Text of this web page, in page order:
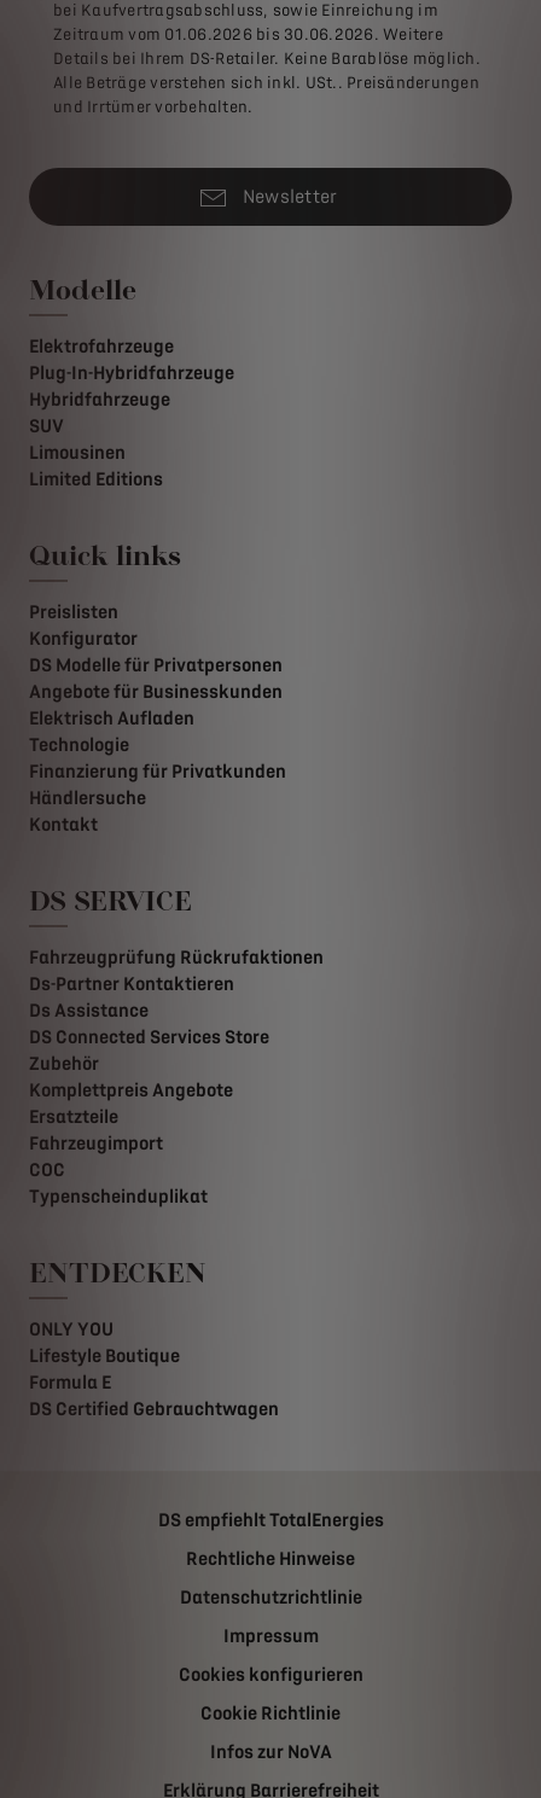
bei Kaufvertragsabschluss, sowie Einreichung im
Zeitraum vom 01.06.2026 bis 30.06.2026. Weitere
Details bei Ihrem DS-Retailer. Keine Barablöse möglich.
Alle Beträge verstehen sich inkl. USt.. Preisänderungen
und Irrtümer vorbehalten.
Newsletter
Modelle
Elektrofahrzeuge
Plug-In-Hybridfahrzeuge
Hybridfahrzeuge
SUV
Limousinen
Limited Editions
Quick links
Preislisten
Konfigurator
DS Modelle für Privatpersonen
Angebote für Businesskunden
Elektrisch Aufladen
Technologie
Finanzierung für Privatkunden
Händlersuche
Kontakt
DS SERVICE
Fahrzeugprüfung Rückrufaktionen
Ds-Partner Kontaktieren
Ds Assistance
DS Connected Services Store
Zubehör
Komplettpreis Angebote
Ersatzteile
Fahrzeugimport
COC
Typenscheinduplikat
ENTDECKEN
ONLY YOU
Lifestyle Boutique
Formula E
DS Certified Gebrauchtwagen
DS empfiehlt TotalEnergies
Rechtliche Hinweise
Datenschutzrichtlinie
Impressum
Cookies konfigurieren
Cookie Richtlinie
Infos zur NoVA
Erklärung Barrierefreiheit